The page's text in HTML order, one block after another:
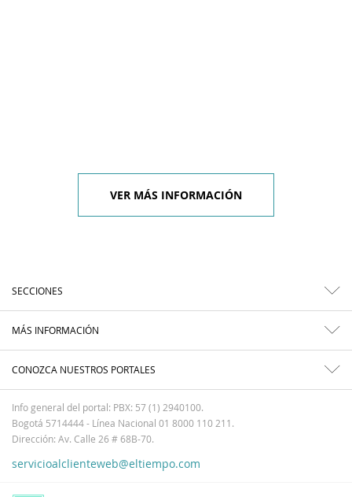
VER MÁS INFORMACIÓN
SECCIONES
MÁS INFORMACIÓN
CONOZCA NUESTROS PORTALES
Info general del portal: PBX: 57 (1) 2940100.
Bogotá 5714444 - Línea Nacional 01 8000 110 211.
Dirección: Av. Calle 26 # 68B-70.
servicioalclienteweb@eltiempo.com